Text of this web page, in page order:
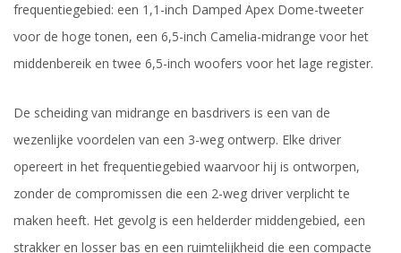
frequentiegebied: een 1,1-inch Damped Apex Dome-tweeter
voor de hoge tonen, een 6,5-inch Camelia-midrange voor het
middenbereik en twee 6,5-inch woofers voor het lage register.
De scheiding van midrange en basdrivers is een van de
wezenlijke voordelen van een 3-weg ontwerp. Elke driver
opereert in het frequentiegebied waarvoor hij is ontworpen,
zonder de compromissen die een 2-weg driver verplicht te
maken heeft. Het gevolg is een helderder middengebied, een
strakker en losser bas en een ruimtelijkheid die een compacte